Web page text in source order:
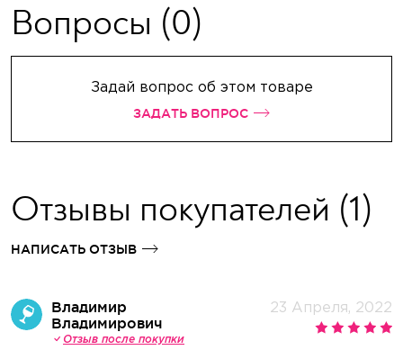
Вопросы (0)
Задай вопрос об этом товаре
ЗАДАТЬ ВОПРОС
Отзывы покупателей (1)
НАПИСАТЬ ОТЗЫВ
Владимир
Владимирович
Отзыв после покупки
23 Апреля, 2022